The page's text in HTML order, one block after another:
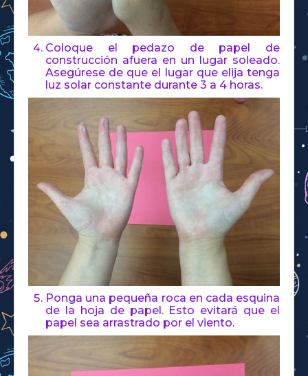
Coloque el pedazo de papel de
construcción afuera en un lugar soleado.
Asegúrese de que el lugar que elija tenga
luz solar constante durante 3 a 4 horas.
Ponga una pequeña roca en cada esquina
de la hoja de papel. Esto evitará que el
papel sea arrastrado por el viento.